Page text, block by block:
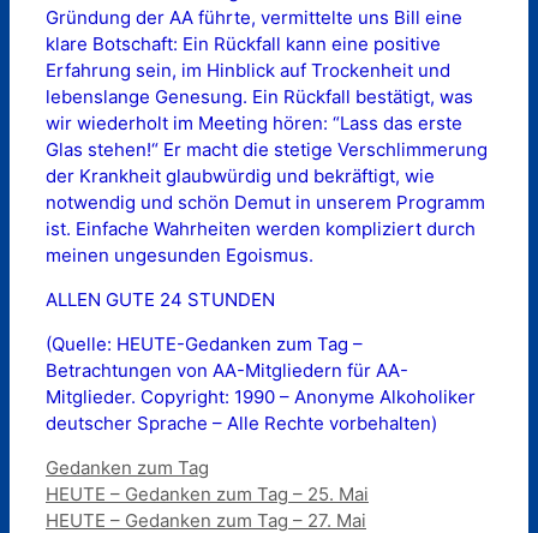
Gründung der AA führte, vermittelte uns Bill eine
klare Botschaft: Ein Rückfall kann eine positive
Erfahrung sein, im Hinblick auf Trockenheit und
lebenslange Genesung. Ein Rückfall bestätigt, was
wir wiederholt im Meeting hören: “Lass das erste
Glas stehen!“ Er macht die stetige Verschlimmerung
der Krankheit glaubwürdig und bekräftigt, wie
notwendig und schön Demut in unserem Programm
ist. Einfache Wahrheiten werden kompliziert durch
meinen ungesunden Egoismus.
ALLEN GUTE 24 STUNDEN
(Quelle: HEUTE-Gedanken zum Tag –
Betrachtungen von AA-Mitgliedern für AA-
Mitglieder. Copyright: 1990 – Anonyme Alkoholiker
deutscher Sprache – Alle Rechte vorbehalten)
Kategorien
Gedanken zum Tag
HEUTE – Gedanken zum Tag – 25. Mai
HEUTE – Gedanken zum Tag – 27. Mai